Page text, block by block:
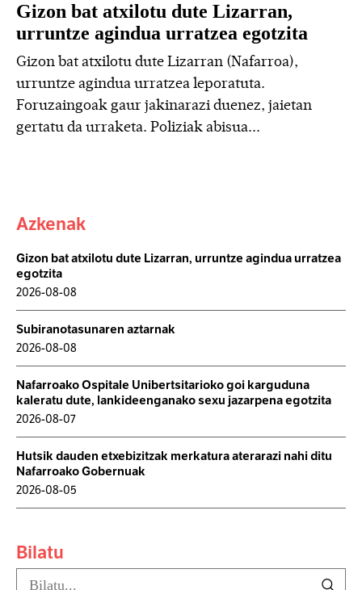
Gizon bat atxilotu dute Lizarran,
urruntze agindua urratzea egotzita
Gizon bat atxilotu dute Lizarran (Nafarroa),
urruntze agindua urratzea leporatuta.
Foruzaingoak gaur jakinarazi duenez, jaietan
gertatu da urraketa. Poliziak abisua...
Azkenak
Gizon bat atxilotu dute Lizarran, urruntze agindua urratzea
egotzita
2026-08-08
Subiranotasunaren aztarnak
2026-08-08
Nafarroako Ospitale Unibertsitarioko goi karguduna
kaleratu dute, lankideenganako sexu jazarpena egotzita
2026-08-07
Hutsik dauden etxebizitzak merkatura aterarazi nahi ditu
Nafarroako Gobernuak
2026-08-05
Bilatu